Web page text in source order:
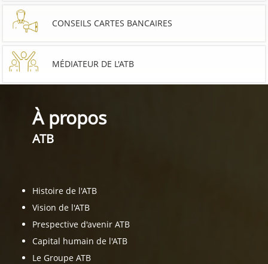
CONSEILS CARTES BANCAIRES
MÉDIATEUR DE L'ATB
À propos
ATB
Histoire de l'ATB
Vision de l'ATB
Prespective d'avenir ATB
Capital humain de l'ATB
Le Groupe ATB